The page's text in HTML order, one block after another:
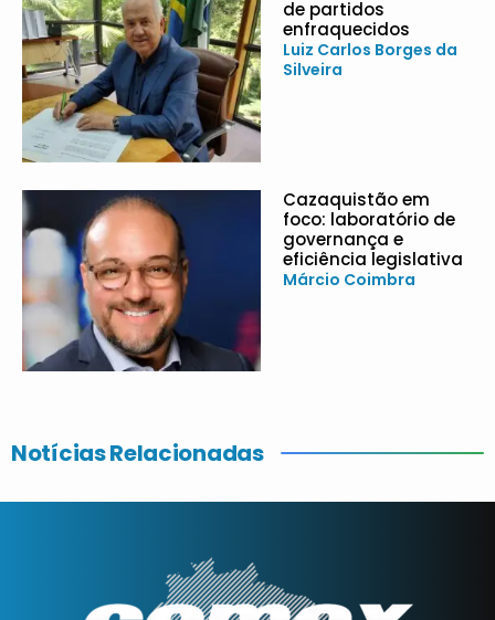
de partidos
enfraquecidos
Luiz Carlos Borges da
Silveira
Cazaquistão em
foco: laboratório de
governança e
eficiência legislativa
Márcio Coimbra
Notícias Relacionadas